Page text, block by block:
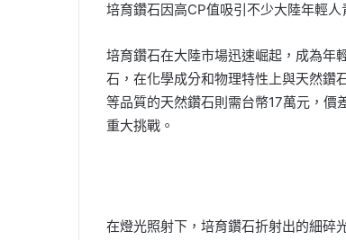
培育鑽石因高CP值吸引不少大陸年輕人
培育鑽石在大陸市場迅速崛起，成為年
石，在化學成分和物理特性上與天然鑽
等品質的天然鑽石則需台幣17萬元，價
重大挑戰。
在燈光照射下，培育鑽石折射出的細碎